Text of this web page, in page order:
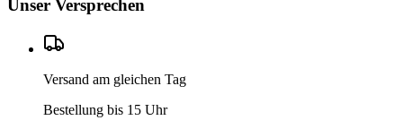
Unser Versprechen
Versand am gleichen Tag
Bestellung bis 15 Uhr